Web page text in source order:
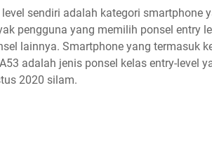
level sendiri adalah kategori smartphone
pengguna yang memilih ponsel entry
lainnya. Smartphone yang termasuk
adalah jenis ponsel kelas entry-level
2020 silam.